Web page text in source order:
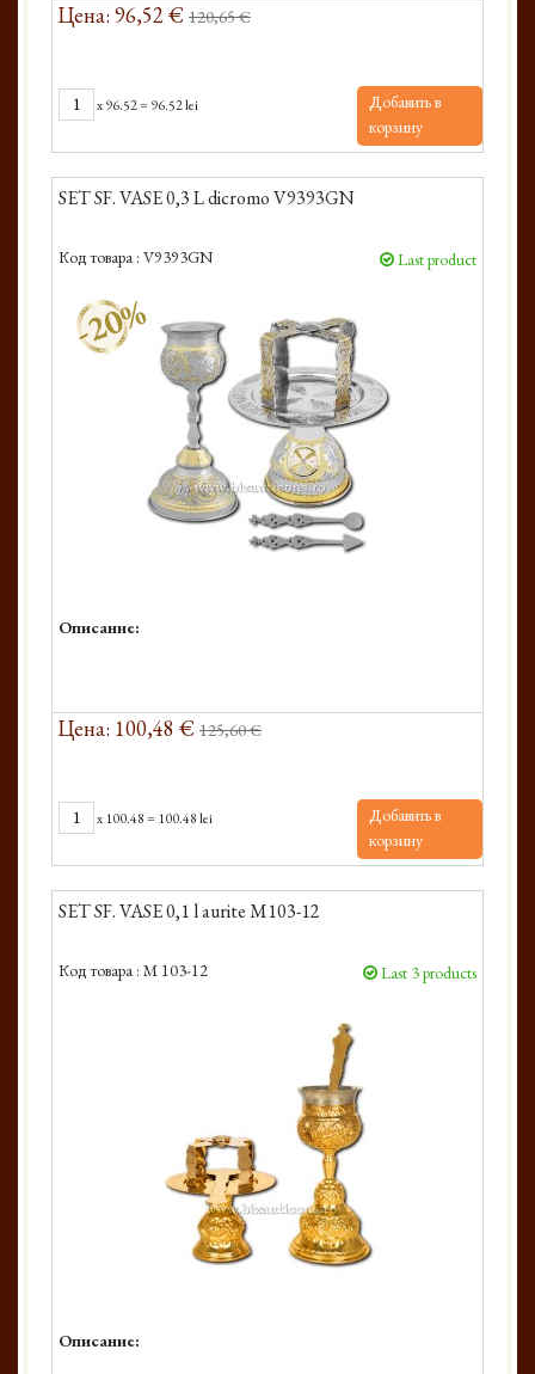
Цена: 96,52 € 120,65 €
x96.52= 96.52 lei
Добавить в
корзину
SET SF. VASE 0,3 L dicromo V9393GN
Код товара : V9393GN Last product
-20%
Описание:
Цена: 100,48 € 125,60 €
x100.48= 100.48 lei
Добавить в
корзину
SET SF. VASE 0,1 l aurite M103-12
Код товара : M 103-12 Last 3 products
Описание: